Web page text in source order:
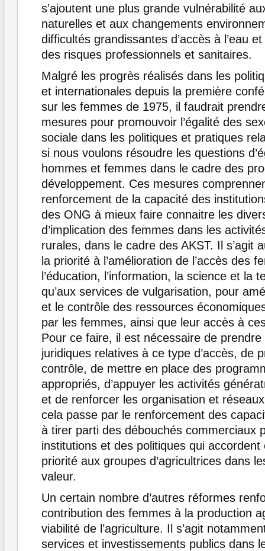
s’ajoutent une plus grande vulnérabilité
naturelles et aux changements
difficultés grandissantes d’accès à l’eau et
des risques professionnels et sanitaires.
Malgré les progrès réalisés dans les
et internationales depuis la première
sur les femmes de 1975, il faudrait
mesures pour promouvoir l’égalité des
sociale dans les politiques et pratiques
si nous voulons résoudre les questions
hommes et femmes dans le cadre des
développement. Ces mesures
renforcement de la capacité des
des ONG à mieux faire connaitre les
d’implication des femmes dans les
rurales, dans le cadre des AKST. Il s’agit
la priorité à l’amélioration de l’accès des
l’éducation, l’information, la science et la
qu’aux services de vulgarisation, pour
et le contrôle des ressources
par les femmes, ainsi que leur accès à
Pour ce faire, il est nécessaire de
juridiques relatives à ce type d’accès, de
contrôle, de mettre en place des
appropriés, d’appuyer les activités
et de renforcer les organisation et
cela passe par le renforcement des
à tirer parti des débouchés commerciaux
institutions et des politiques qui accordent
priorité aux groupes d’agricultrices dans
valeur.
Un certain nombre d’autres réformes
contribution des femmes à la production
viabilité de l’agriculture. Il s’agit
services et investissements publics dans